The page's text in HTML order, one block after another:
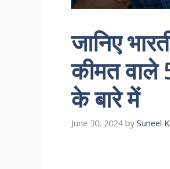
जानिए
कीमत वाले
के बारे में
June 30, 2024 by Suneel